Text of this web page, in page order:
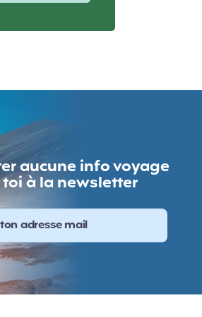
aucune info voyage
à la newsletter